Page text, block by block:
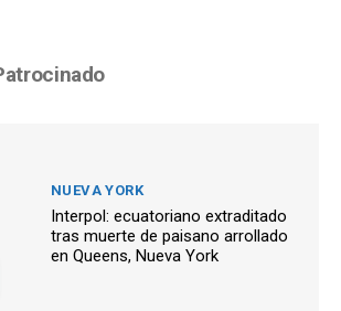
NUEVA YORK
Interpol: ecuatoriano extraditado
tras muerte de paisano arrollado
en Queens, Nueva York